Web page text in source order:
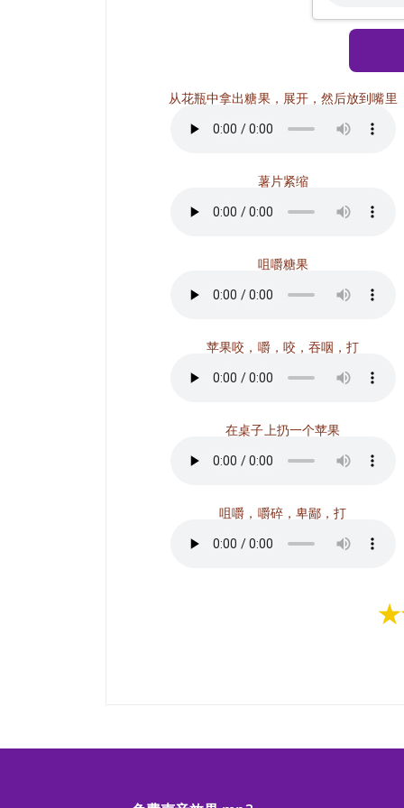
从花瓶中拿出糖果，展开，然后放到嘴里
薯片紧缩
咀嚼糖果
苹果咬，嚼，咬，吞咽，打
在桌子上扔一个苹果
咀嚼，嚼碎，卑鄙，打